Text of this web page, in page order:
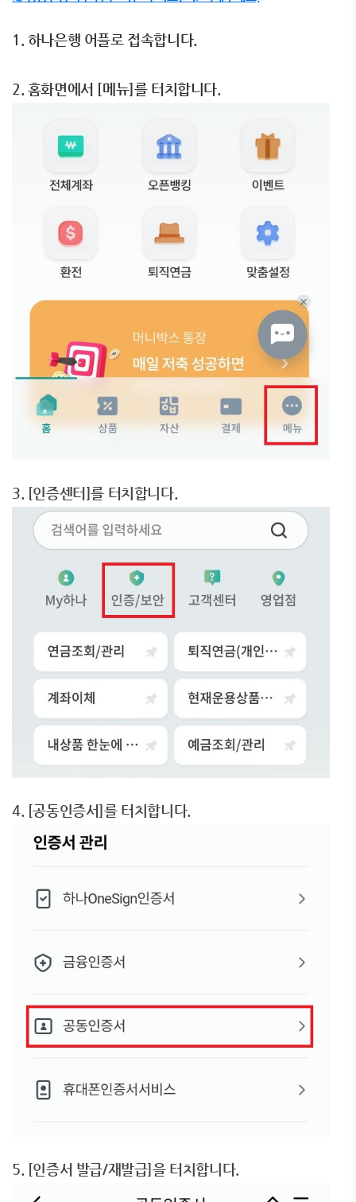
1. 하나은행 어플로 접속합니다.
2. 홈화면에서 [메뉴]를 터치합니다.
3. [인증센터]를 터치합니다.
4. [공동인증서]를 터치합니다.
5. [인증서 발급/재발급]을 터치합니다.